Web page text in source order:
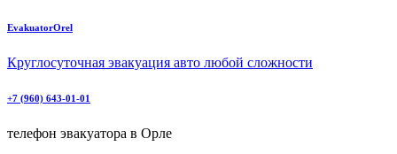
EvakuatorOrel
Круглосуточная эвакуация авто любой сложности
+7 (960) 643-01-01
телефон эвакуатора в Орле